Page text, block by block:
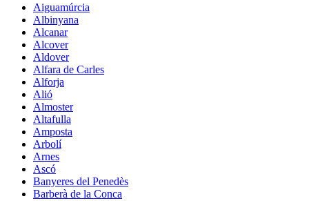
Aiguamúrcia
Albinyana
Alcanar
Alcover
Aldover
Alfara de Carles
Alforja
Alió
Almoster
Altafulla
Amposta
Arbolí
Arnes
Ascó
Banyeres del Penedès
Barberà de la Conca